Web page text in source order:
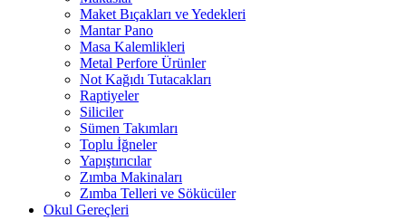
Maket Bıçakları ve Yedekleri
Mantar Pano
Masa Kalemlikleri
Metal Perfore Ürünler
Not Kağıdı Tutacakları
Raptiyeler
Siliciler
Sümen Takımları
Toplu İğneler
Yapıştırıcılar
Zımba Makinaları
Zımba Telleri ve Sökücüler
Okul Gereçleri